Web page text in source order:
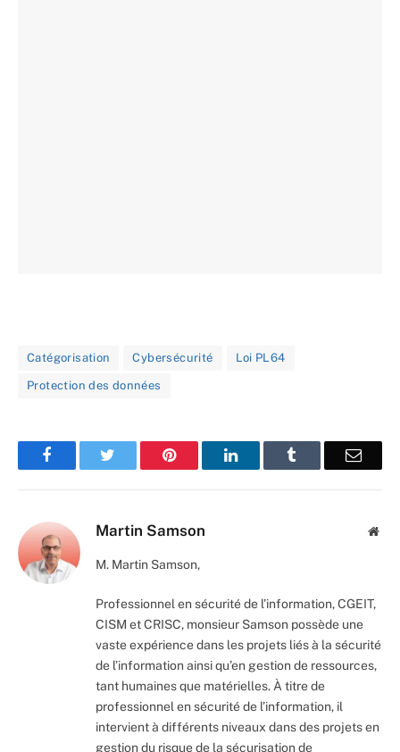
Catégorisation Cybersécurité Loi PL64
Protection des données
Facebook Pinterest LinkedIn Email
Martin Samson
M. Martin Samson,
Professionnel en sécurité de l’information, CGEIT,
CISM et CRISC, monsieur Samson possède une
vaste expérience dans les projets liés à la sécurité
de l’information ainsi qu’en gestion de ressources,
tant humaines que matérielles. À titre de
professionnel en sécurité de l’information, il
intervient à différents niveaux dans des projets en
gestion du risque de la sécurisation de